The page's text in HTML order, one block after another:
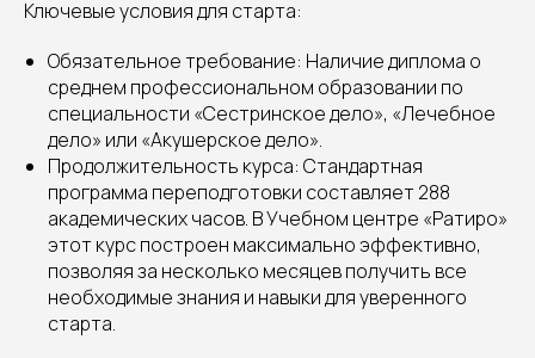
Ключевые условия для старта:
Обязательное требование: Наличие диплома о
среднем профессиональном образовании по
специальности «Сестринское дело», «Лечебное
дело» или «Акушерское дело».
Продолжительность курса: Стандартная
программа переподготовки составляет 288
академических часов. В Учебном центре «Ратиро»
этот курс построен максимально эффективно,
позволяя за несколько месяцев получить все
необходимые знания и навыки для уверенного
старта.